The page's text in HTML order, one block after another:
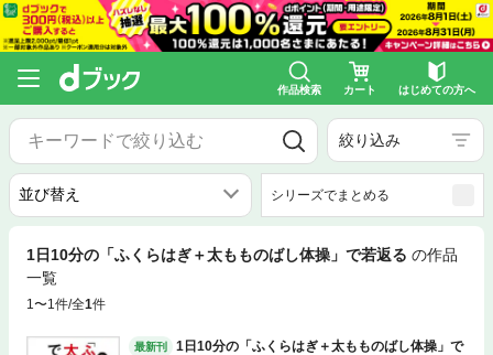
作品検索 カート はじめての方へ
絞り込み
シリーズでまとめる
1日10分の「ふくらはぎ＋太もものばし体操」で若返る の作品
一覧
1〜1件/全1件
最新刊
1日10分の「ふくらはぎ＋太もものばし体操」で